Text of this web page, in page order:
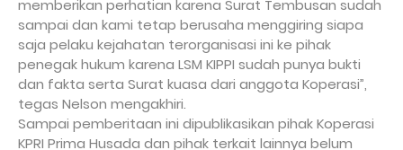
memberikan perhatian karena Surat Tembusan sudah
sampai dan kami tetap berusaha menggiring siapa
saja pelaku kejahatan terorganisasi ini ke pihak
penegak hukum karena LSM KIPPI sudah punya bukti
dan fakta serta Surat kuasa dari anggota Koperasi”,
tegas Nelson mengakhiri.
Sampai pemberitaan ini dipublikasikan pihak Koperasi
KPRI Prima Husada dan pihak terkait lainnya belum